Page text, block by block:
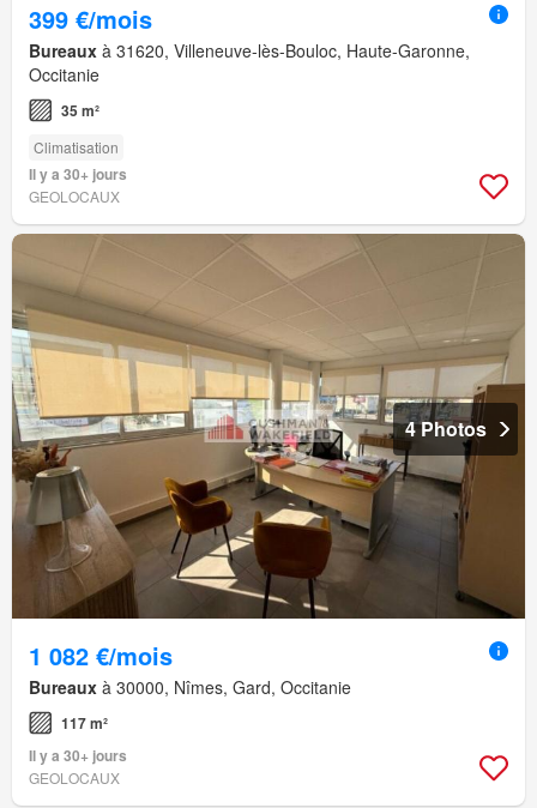
399 €/mois
Bureaux à 31620, Villeneuve-lès-Bouloc, Haute-Garonne,
Occitanie
35 m²
Climatisation
Il y a 30+ jours
GEOLOCAUX
4 Photos
1 082 €/mois
Bureaux à 30000, Nîmes, Gard, Occitanie
117 m²
Il y a 30+ jours
GEOLOCAUX